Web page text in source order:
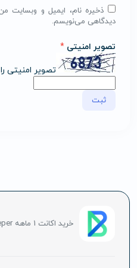
ذخیره نام، ایمیل و وبسایت
دیدگاهی می‌نویسم.
تصویر امنیتی *
تصویر امنیتی
خرید اکانت 1 ماهه AI Bookkeeper پرمیوم بوک ای ای